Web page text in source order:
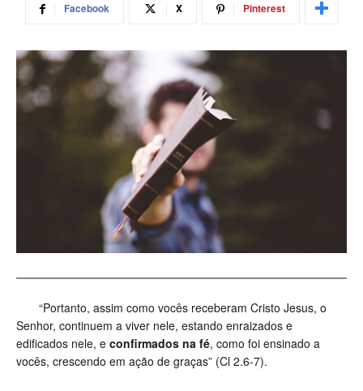
Facebook X Pinterest
“Portanto, assim como vocês receberam Cristo Jesus, o
Senhor, continuem a viver nele, estando enraizados e
edificados nele, e confirmados na fé, como foi ensinado a
vocês, crescendo em ação de graças” (Cl 2.6-7).